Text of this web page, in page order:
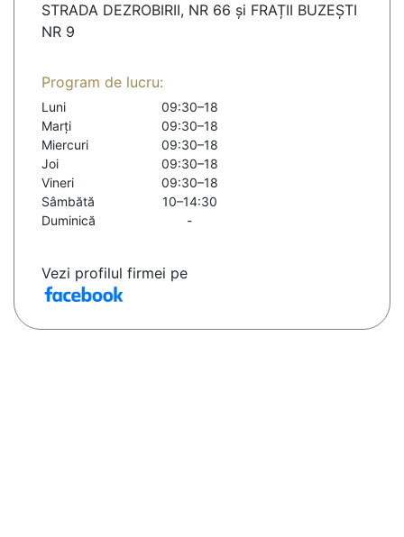
STRADA DEZROBIRII, NR 66 și FRAȚII BUZEȘTI
NR 9
Program de lucru:
Luni
09:30–18
Marți
09:30–18
Miercuri
09:30–18
Joi
09:30–18
Vineri
09:30–18
Sâmbătă
10–14:30
Duminică
-
Vezi profilul firmei pe